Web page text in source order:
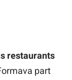
restaurants
part